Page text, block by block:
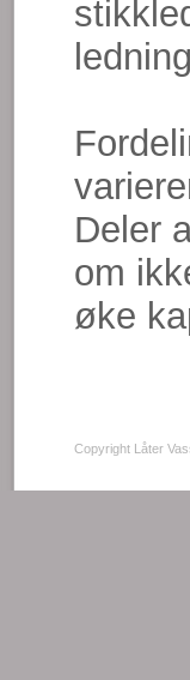
Deler
om
øke
Copyright Låter